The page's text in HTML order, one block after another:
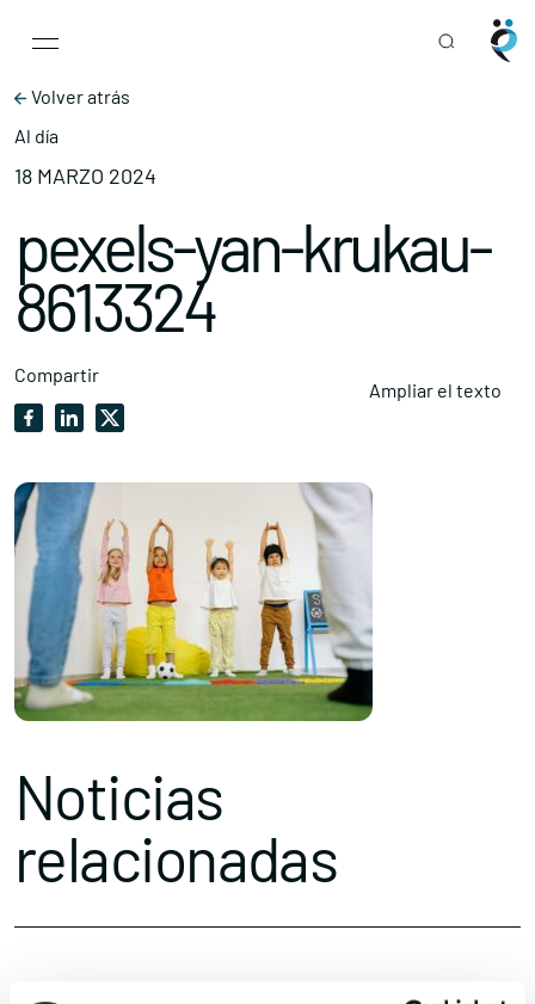
Main Navigation
Volver atrás
Al día
18 MARZO 2024
pexels-yan-krukau-
8613324
Compartir
Ampliar el texto
Noticias
relacionadas